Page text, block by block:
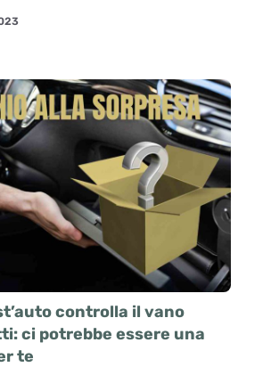
controlla il vano
ci potrebbe essere una
te